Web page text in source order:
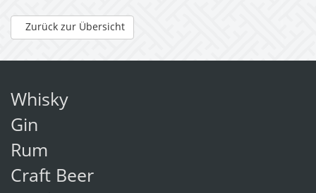
Zurück zur Übersicht
Whisky
Gin
Rum
Craft Beer